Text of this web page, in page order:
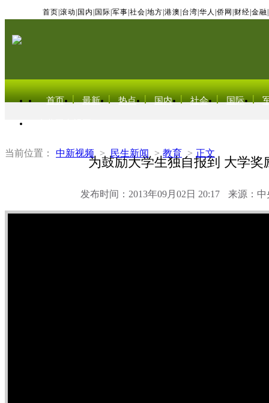
首页 滚动 国内 国际 军事 社会 地方 港澳 台湾 华人 侨网 财经 金融
首页 最新 热点 国内 社会 国际
当前位置： 中新视频 > 民生新闻 > 教育 > 正文
为鼓励大学生独自报到 大学奖
发布时间：2013年09月02日 20:17 来源：中